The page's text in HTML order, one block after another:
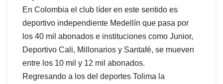
En Colombia el club líder en este sentido es
deportivo independiente Medellín que pasa por
los 40 mil abonados e instituciones como Junior,
Deportivo Cali, Millonarios y Santafé, se mueven
entre los 10 mil y 12 mil abonados.
Regresando a los del deportes Tolima la